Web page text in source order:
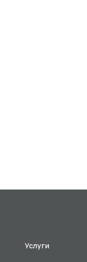
Услуги